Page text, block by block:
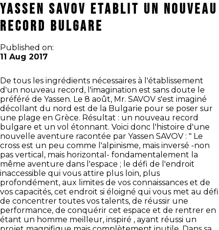
Yassen Savov ETABLIT UN NOUVEAU
RECORD BULGARE
Published on:
11 Aug 2017
De tous les ingrédients nécessaires à l'établissement
d'un nouveau record, l'imagination est sans doute le
préféré de Yassen. Le 8 août, Mr. SAVOV s'est imaginé
décollant du nord est de la Bulgarie pour se poser sur
une plage en Grèce. Résultat : un nouveau record
bulgare et un vol étonnant. Voici donc l'histoire d'une
nouvelle aventure racontée par Yassen SAVOV : " Le
cross est un peu comme l'alpinisme, mais inversé -non
pas vertical, mais horizontal- fondamentalement la
même aventure dans l'espace ; le défi de l'endroit
inaccessible qui vous attire plus loin, plus
profondément, aux limites de vos connaissances et de
vos capacités, cet endroit si éloigné qui vous met au défi
de concentrer toutes vos talents, de réussir une
performance, de conquérir cet espace et de rentrer en
étant un homme meilleur, inspiré , ayant réussi un